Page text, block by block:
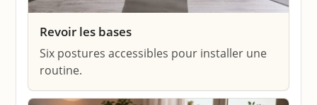
Revoir les bases
Six postures accessibles pour installer une
routine.